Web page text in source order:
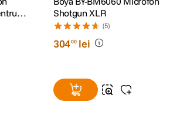
Shotgun XLR
(5)
30400 lei